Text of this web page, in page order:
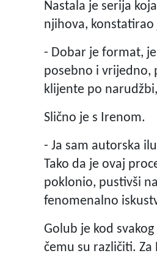
Nastala je serija
njihova, konstatirao
- Dobar je format,
posebno i vrijedno,
klijente po
Slično je s Irenom.
- Ja sam autorska
Tako da je ovaj
poklonio, pustivši
fenomenalno
Golub je kod
čemu su različiti.